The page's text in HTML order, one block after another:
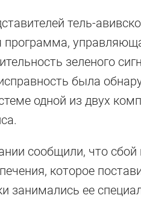
тель-
программа,
зеленого
была
одной из двух
сообщили, что
которое
занимались ее